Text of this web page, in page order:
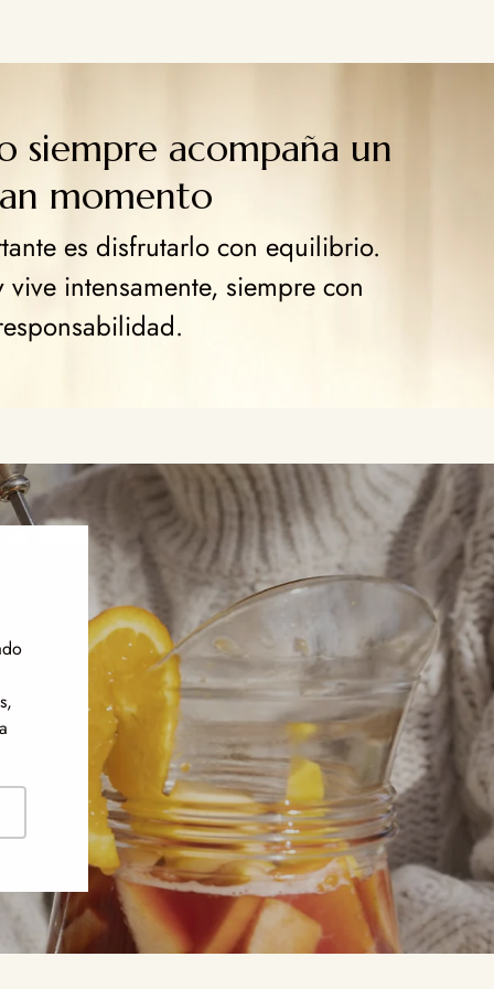
siempre acompaña un
momento
es disfrutarlo con equilibrio.
intensamente, siempre con